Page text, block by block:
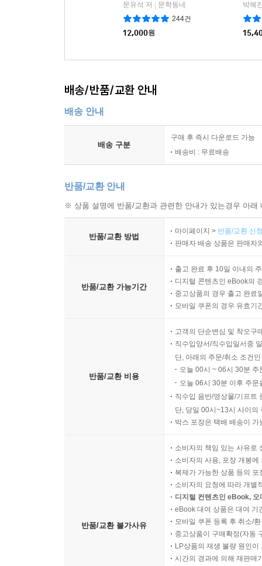
문유석 저
문학동네
244건
12,000원
박혜
배송/반품/교환 안내
배송 안내
배송 구분
구매 후 즉시 다운로드 가능
배송비 : 무료배송
반품/교환 안내
※ 상품 설명에 반품/교환과 관련한 안내가 있는경우 아
반품/교환 방법
마이페이지 > 반품/교환 신
판매자 배송 상품은 판매자
반품/교환 가능기간
출고 완료 후 10일 이내의
디지털 콘텐츠인 eBook의
중고상품의 경우 출고 완료
모바일 쿠폰의 경우 유효기
반품/교환 비용
고객의 단순변심 및 착오구
직수입양서/직수입일서중
단, 아래의 주문/취소 조건
오늘 00시 ~ 06시 30분
오늘 06시 30분 이후 주
직수입 음반/영상물/기프트
단, 당일 00시~13시 사이의
박스 포장은 택배 배송이
반품/교환 불가사유
소비자의 책임 있는 사유로
소비자의 사용, 포장 개봉
복제가 가능한 상품 등의
소비자의 요청에 따라 개별
디지털 컨텐츠인 eBook,
eBook 대여 상품은 대여 기
모바일 쿠폰 등록 후 취소/
중고상품이 구매확정(자동
LP상품의 재생 불량 원인
시간의 경과에 의해 재판매